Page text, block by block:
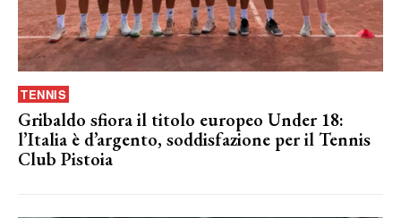
TENNIS
Gribaldo sfiora il titolo europeo Under 18:
l’Italia è d’argento, soddisfazione per il Tennis
Club Pistoia